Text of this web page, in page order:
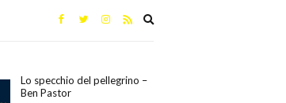
Lo specchio del pellegrino –
Ben Pastor